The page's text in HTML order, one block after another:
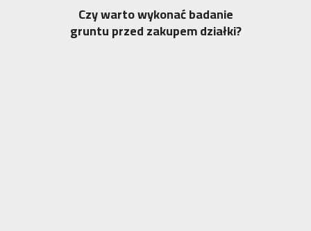
Czy warto wykonać badanie
gruntu przed zakupem działki?